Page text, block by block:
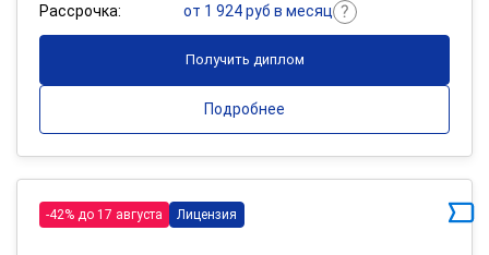
Рассрочка:
от 1 924 руб в месяц
Получить диплом
Подробнее
-42% до 17 августа Лицензия